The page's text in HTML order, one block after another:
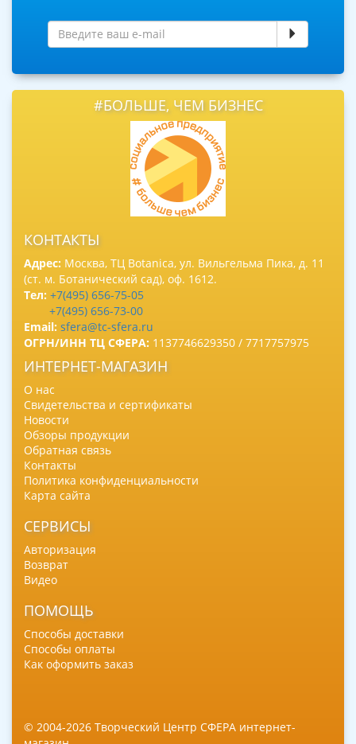
#БОЛЬШЕ, ЧЕМ БИЗНЕС
КОНТАКТЫ
Адрес: Москва, ТЦ Botanica, ул. Вильгельма Пика, д. 11
(ст. м. Ботанический сад), оф. 1612.
Тел: +7(495) 656-75-05
+7(495) 656-73-00
Email: sfera@tc-sfera.ru
ОГРН/ИНН ТЦ СФЕРА: 1137746629350 / 7717757975
ИНТЕРНЕТ-МАГАЗИН
О нас
Свидетельства и сертификаты
Новости
Обзоры продукции
Обратная связь
Контакты
Политика конфиденциальности
Карта сайта
СЕРВИСЫ
Авторизация
Возврат
Видео
ПОМОЩЬ
Способы доставки
Способы оплаты
Как оформить заказ
© 2004-2026 Творческий Центр СФЕРА интернет-